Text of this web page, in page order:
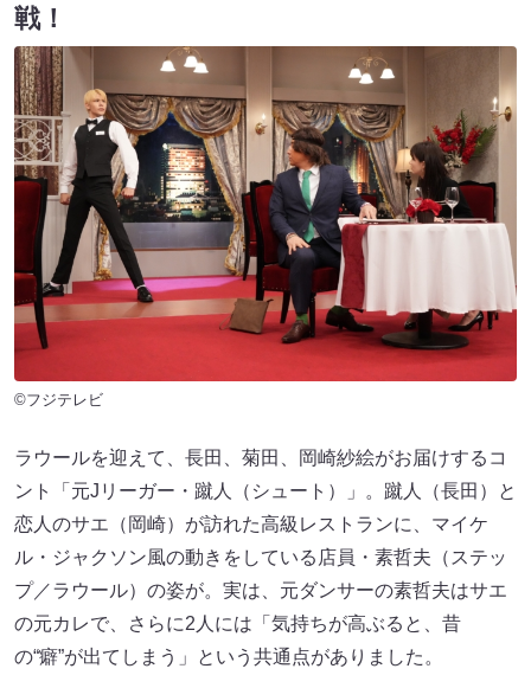
戦！
©フジテレビ
ラウールを迎えて、長田、菊田、岡崎紗絵がお届けするコ
ント「元Jリーガー・蹴人（シュート）」。蹴人（長田）と
恋人のサエ（岡崎）が訪れた高級レストランに、マイケ
ル・ジャクソン風の動きをしている店員・素哲夫（ステッ
プ／ラウール）の姿が。実は、元ダンサーの素哲夫はサエ
の元カレで、さらに2人には「気持ちが高ぶると、昔
の“癖”が出てしまう」という共通点がありました。